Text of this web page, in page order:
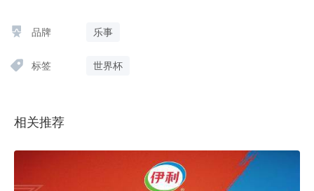
品牌 乐事
标签 世界杯
相关推荐